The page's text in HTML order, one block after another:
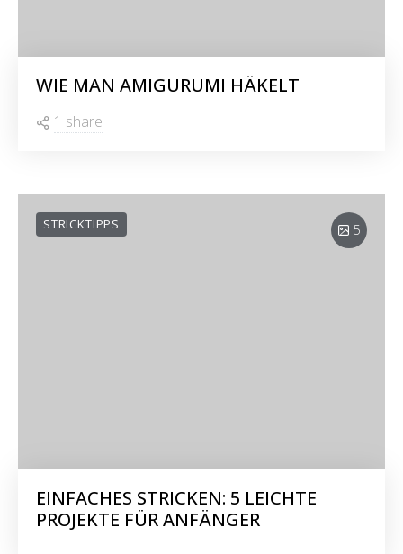
WIE MAN AMIGURUMI HÄKELT
1 share
5
STRICKTIPPS
EINFACHES STRICKEN: 5 LEICHTE
PROJEKTE FÜR ANFÄNGER